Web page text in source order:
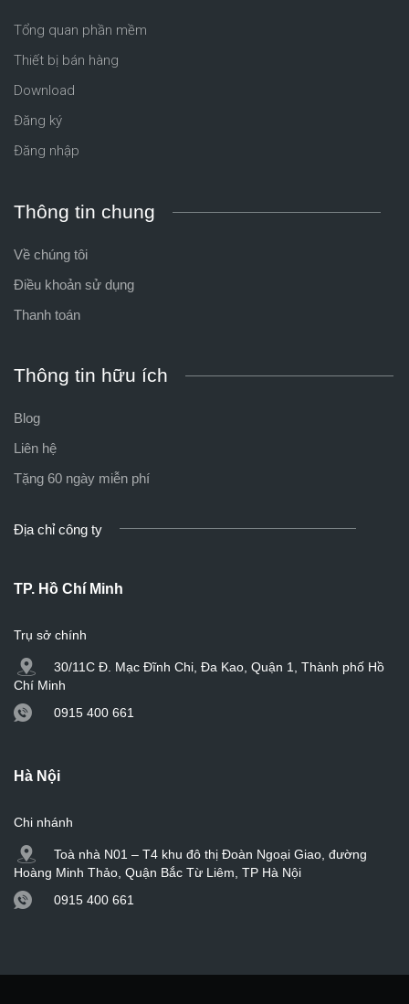
Tổng quan phần mềm
Thiết bị bán hàng
Download
Đăng ký
Đăng nhập
Thông tin chung
Về chúng tôi
Điều khoản sử dụng
Thanh toán
Thông tin hữu ích
Blog
Liên hệ
Tặng 60 ngày miễn phí
Địa chỉ công ty
TP. Hồ Chí Minh
Trụ sở chính
30/11C Đ. Mạc Đĩnh Chi, Đa Kao, Quận 1, Thành phố Hồ
Chí Minh
0915 400 661
Hà Nội
Chi nhánh
Toà nhà N01 – T4 khu đô thị Đoàn Ngoại Giao, đường
Hoàng Minh Thảo, Quận Bắc Từ Liêm, TP Hà Nội
0915 400 661